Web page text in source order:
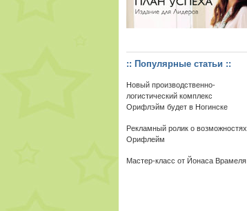
:: Популярные статьи ::
Новый производственно-
логистический комплекс
Орифлэйм будет в Ногинске
Рекламный ролик о возможностях
Орифлейм
Мастер-класс от Йонаса Врамеля